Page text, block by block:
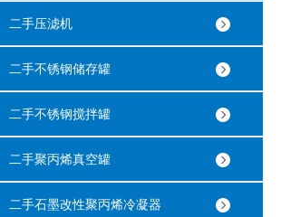
二手压滤机
二手不锈钢储存罐
二手不锈钢搅拌罐
二手聚丙烯真空罐
二手石墨改性聚丙烯冷凝器